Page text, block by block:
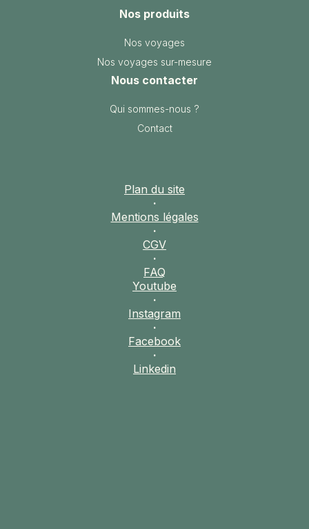
Nos produits
Nos voyages
Nos voyages sur-mesure
Nous contacter
Qui sommes-nous ?
Contact
Plan du site
·
Mentions légales
·
CGV
·
FAQ
Youtube
·
Instagram
·
Facebook
·
Linkedin